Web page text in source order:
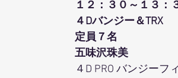
１２：３０～１３：
４Dバンジー＆TRX
定員７名
五味沢珠美
４D PRO バンジーフ